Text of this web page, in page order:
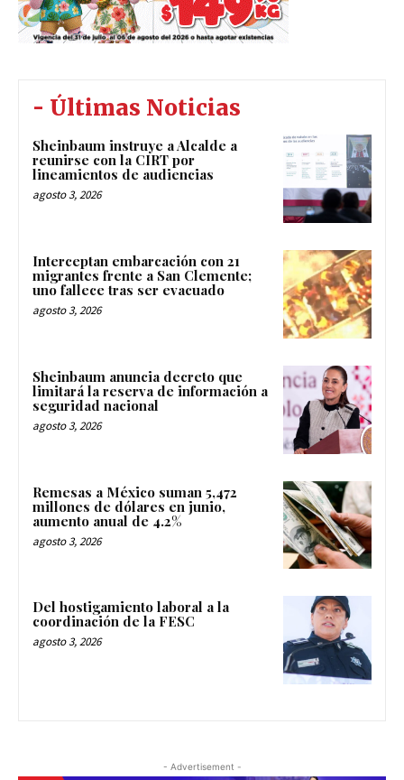
- Últimas Noticias
Sheinbaum instruye a Alcalde a
reunirse con la CIRT por
lineamientos de audiencias
agosto 3, 2026
Interceptan embarcación con 21
migrantes frente a San Clemente;
uno fallece tras ser evacuado
agosto 3, 2026
Sheinbaum anuncia decreto que
limitará la reserva de información a
seguridad nacional
agosto 3, 2026
Remesas a México suman 5,472
millones de dólares en junio,
aumento anual de 4.2%
agosto 3, 2026
Del hostigamiento laboral a la
coordinación de la FESC
agosto 3, 2026
- Advertisement -